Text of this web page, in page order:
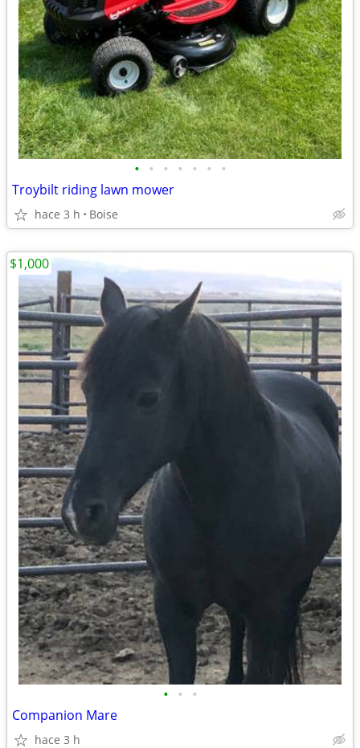
• • • • • • •
Troybilt riding lawn mower
hace 3 h Boise
• • •
Companion Mare
hace 3 h
$1,000